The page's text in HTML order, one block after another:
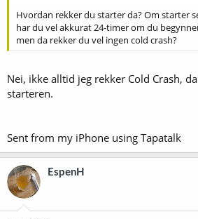
Hvordan rekker du starter da? Om starter
har du vel akkurat 24-timer om du
men da rekker du vel ingen cold crash?
Nei, ikke alltid jeg rekker Cold Crash,
starteren.
Sent from my iPhone using Tapatalk
EspenH